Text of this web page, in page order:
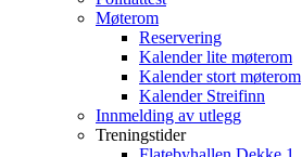
Møterom
Reservering
Kalender lite møterom
Kalender stort møterom
Kalender Streifinn
Innmelding av utlegg
Treningstider